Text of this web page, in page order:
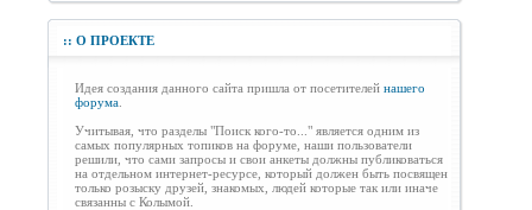
:: О ПРОЕКТЕ
Идея создания данного сайта пришла от посетителей нашего
форума
Учитывая, что разделы "Поиск кого-то..." является одним из
самых популярных топиков на форуме, наши пользователи
решили, что сами запросы и свои анкеты должны публиковаться
на отдельном интернет-ресурсе, который должен быть посвящен
только розыску друзей, знакомых, людей которые так или иначе
связанны с Колымой.